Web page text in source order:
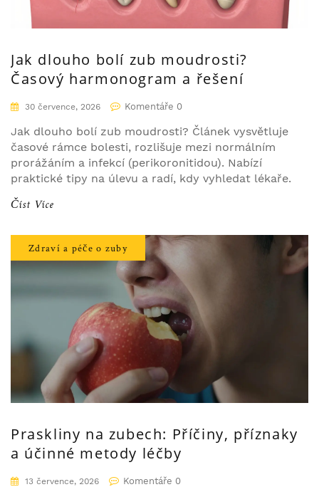
Jak dlouho bolí zub moudrosti?
Časový harmonogram a řešení
30 července, 2026 Komentáře 0
Jak dlouho bolí zub moudrosti? Článek vysvětluje
časové rámce bolesti, rozlišuje mezi normálním
prorážáním a infekcí (perikoronitidou). Nabízí
praktické tipy na úlevu a radí, kdy vyhledat lékaře.
Číst Více
Zdraví a péče o zuby
Praskliny na zubech: Příčiny, příznaky
a účinné metody léčby
13 července, 2026 Komentáře 0